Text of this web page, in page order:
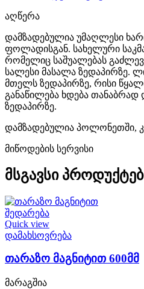
აღწერა
დამზადებულია უმაღლესი
ფოლადისგან. სახელური
რომელიც საშუალებას
სალესი მასალა ზედაპირზე.
მთელს ზედაპირზე, რისი
განაწილება ხდება
ზედაპირზე.
დამზადებულია პოლონეთში,
მიწოდების სერვისი
მსგავსი
შედარება
Quick view
დამახსოვრება
თარაზო მაგნიტით 600მმ
მარაგშია